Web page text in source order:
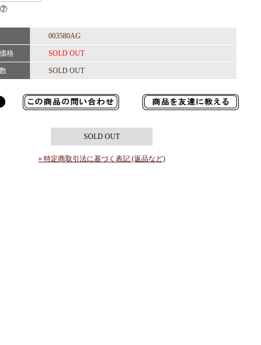
⑦
003580AG
格 SOLD OUT
SOLD OUT
SOLD OUT
» 特定商取引法に基づく表記 (返品など)